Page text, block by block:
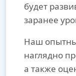
будет
заранее
Наш
наглядно
а также